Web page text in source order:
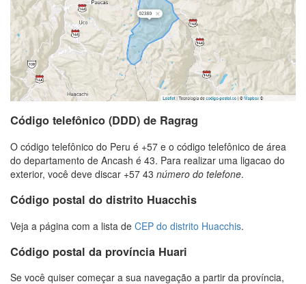
Código telefônico (DDD) de Ragrag
O código telefônico do Peru é +57 e o código telefônico de área
do departamento de Ancash é 43. Para realizar uma ligacao do
exterior, você deve discar +57 43 número do telefone.
Código postal do distrito Huacchis
Veja a página com a lista de CEP do distrito Huacchis.
Código postal da província Huari
Se você quiser começar a sua navegação a partir da província,